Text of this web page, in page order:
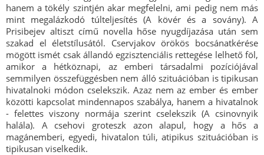
hanem a tökély szintjén akar megfelelni, ami pedig nem más
mint megalázkodó túlteljesítés (A kövér és a sovány). A
Prisibejev altiszt című novella hőse nyugdíjazása után sem
szakad el életstílusától. Cservjakov örökös bocsánatkérése
mögött ismét csak állandó egzisztenciális rettegése lelhető föl,
amikor a hétköznapi, az emberi társadalmi pozíciójával
semmilyen összefüggésben nem álló szituációban is tipikusan
hivatalnoki módon cselekszik. Azaz nem az ember és ember
közötti kapcsolat mindennapos szabálya, hanem a hivatalnok
- felettes viszony normája szerint cselekszik (A csinovnyik
halála). A csehovi groteszk azon alapul, hogy a hős a
magánemberi, egyedi, hivatalon túli, atipikus szituációban is
tipikusan viselkedik.